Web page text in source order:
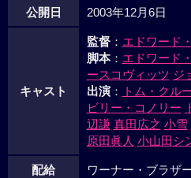
公開日 2003年12月6日
キャスト
監督： エドワード
脚本： エドワード
ースコヴィッツ ジ
出演： トム・クル
ビリー・コノリー
辺謙 真田広之 小雪
原田眞人 小山田シ
配給 ワーナー・ブラザ